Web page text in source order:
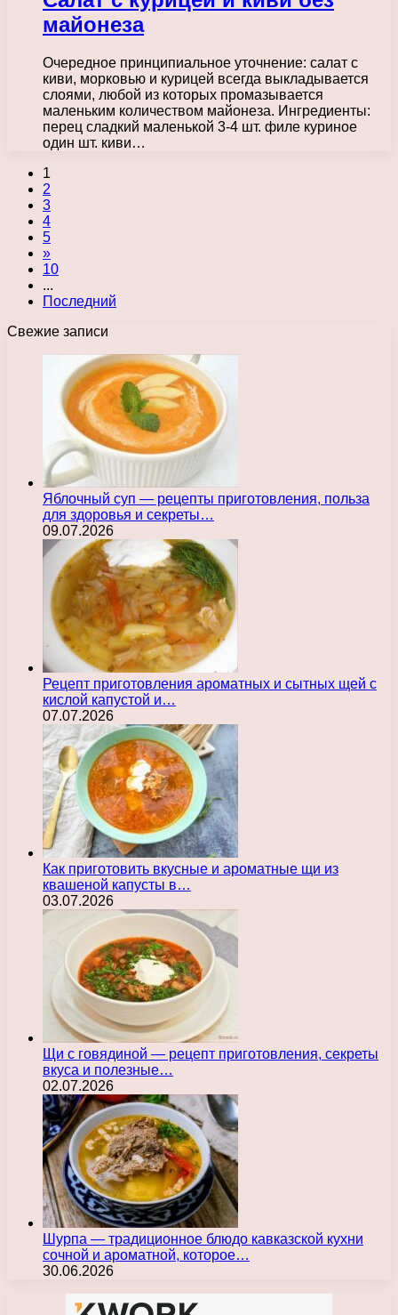
майонеза
Очередное принципиальное уточнение: салат с
киви, морковью и курицей всегда выкладывается
слоями, любой из которых промазывается
маленьким количеством майонеза. Ингредиенты:
перец сладкий маленькой 3-4 шт. филе куриное
один шт. киви…
1
2
3
4
5
»
10
...
Последний
Свежие записи
Яблочный суп — рецепты приготовления, польза
для здоровья и секреты…
09.07.2026
Рецепт приготовления ароматных и сытных щей с
кислой капустой и…
07.07.2026
Как приготовить вкусные и ароматные щи из
квашеной капусты в…
03.07.2026
Щи с говядиной — рецепт приготовления, секреты
вкуса и полезные…
02.07.2026
Шурпа — традиционное блюдо кавказской кухни
сочной и ароматной, которое…
30.06.2026